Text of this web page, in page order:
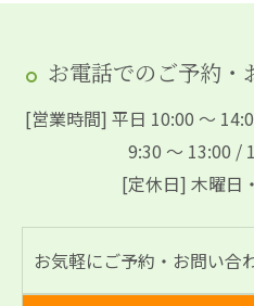
お電話でのご予約・
[営業時間] 平日 10:00 ～
9:30 ～ 13:00 /
[定休日] 木曜日
お気軽にご予約・お問い合